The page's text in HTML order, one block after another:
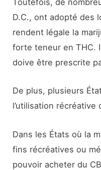
Toutefois, de
D.C., ont adopté des
rendent légale la
forte teneur en THC.
doive être prescrite
De plus, plusieurs
l’utilisation récréative
Dans les États où la
fins récréatives ou
pouvoir acheter du